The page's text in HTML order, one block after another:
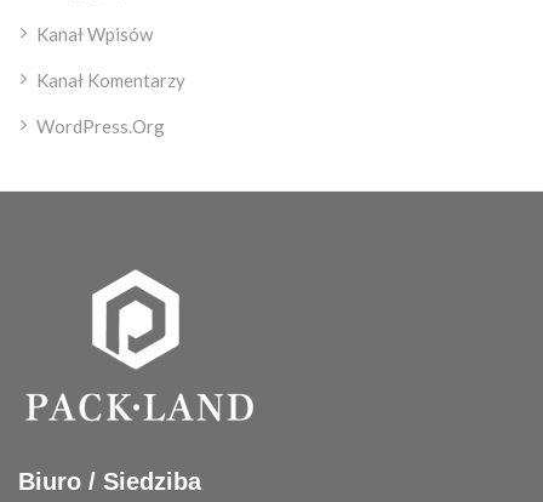
Kanał Wpisów
Kanał Komentarzy
WordPress.org
Biuro / Siedziba